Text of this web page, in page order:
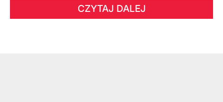
CZYTAJ DALEJ